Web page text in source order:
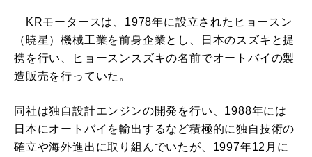
KRモータースは、1978年に設立されたヒョースン
（暁星）機械工業を前身企業とし、日本のスズキと提
携を行い、ヒョースンスズキの名前でオートバイの製
造販売を行っていた。
同社は独自設計エンジンの開発を行い、1988年には
日本にオートバイを輸出するなど積極的に独自技術の
確立や海外進出に取り組んでいたが、1997年12月に